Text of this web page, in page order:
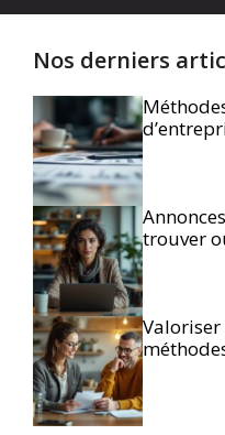
Nos derniers
trouver
Valoriser